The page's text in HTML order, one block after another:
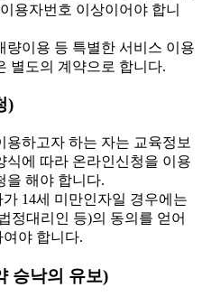
용자번호 이상이어야 합니
이용 등 특별한 서비스 이용
별도의 계약으로 합니다.
)
하고자 하는 자는 교육정보
식에 따라 온라인신청을 이용
을 해야 합니다.
14세 미만인자일 경우에는
정대리인 등)의 동의를 얻어
야 합니다.
승낙의 유보)